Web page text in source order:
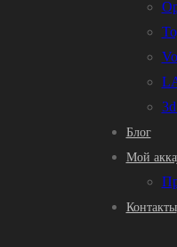
Блог
Мой
Контакты